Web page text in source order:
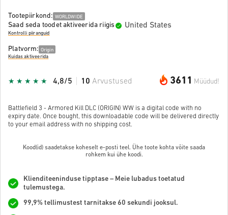
Tootepiirkond: WORLDWIDE
Saad seda toodet aktiveerida riigis United States
Kontrolli piiranguid
Platvorm: Origin
Kuidas aktiveerida
3611 Müüdud!
4,8/5 10 Arvustused
Battlefield 3 - Armored Kill DLC (ORIGIN) WW is a digital code with no
expiry date. Once bought, this downloadable code will be delivered directly
to your email address with no shipping cost.
Kood(id) saadetakse koheselt e-posti teel. Ühe toote kohta võite saada
rohkem kui ühe koodi.
Klienditeeninduse tipptase – Meie lubadus toetatud
tulemustega.
99,9% tellimustest tarnitakse 60 sekundi jooksul.